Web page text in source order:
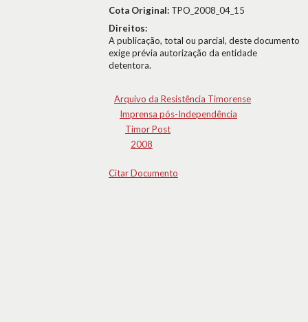
Cota Original: TPO_2008_04_15
Direitos:
A publicação, total ou parcial, deste documento
exige prévia autorização da entidade
detentora.
Arquivo da Resistência Timorense
Imprensa pós-Independência
Timor Post
2008
Citar Documento